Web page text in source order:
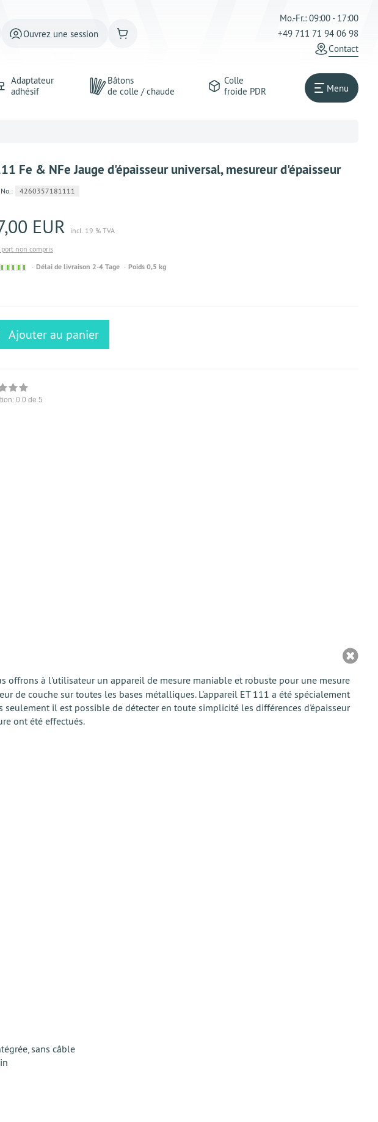
Ouvrez une session
Mo.-Fr.: 09:00 - 17:00
+49 711 71 94 06 98
Сontact
Adaptateur
adhésif
Bâtons
de colle / chaude
Colle
froide PDR
Menu
Fe & NFe Jauge d'épaisseur universal, mesureur d'épaisseur
4260357181111
EUR
incl. 19 % TVA
non compris
Sofort
Délai de livraison 2-4 Tage Poids 0,5 kg
Ajouter au panier
0.0 de 5
offrons à l'utilisateur un appareil de mesure maniable et robuste pour une mesure
de couche sur toutes les bases métalliques. L'appareil ET 111 a été spécialement
il est possible de détecter en toute simplicité les différences d'épaisseur
ont été effectués.
sans câble